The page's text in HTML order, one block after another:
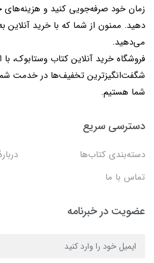
زمان خود صرفه‌جویی کنید و
دهید. ممنون از شما که با خرید
می‌دهید.
فروشگاه خرید آنلاین کتاب وستابوک، با
شگفت‌انگیزترین تخفیف‌ها در خدمت
شما هستیم.
دسترسی سریع
دسته‌بندی کتاب‌ها
تماس با ما
عضویت در خبرنامه